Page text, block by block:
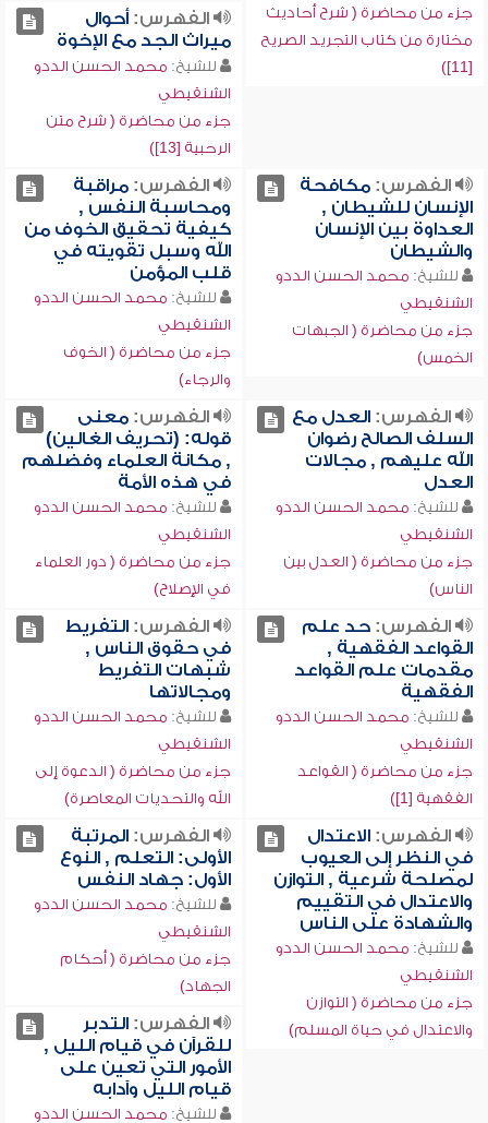
جزء من محاضرة ( شرح أحاديث
مختارة من كتاب التجريد الصريح
[11])
الفهرس:أحوال
ميراث الجد مع الإخوة
للشيخ: محمد الحسن الددو
الشنقيطي
جزء من محاضرة ( شرح متن
الرحبية [13])
الفهرس:مكافحة
الإنسان للشيطان ,
العداوة بين الإنسان
والشيطان
للشيخ: محمد الحسن الددو
الشنقيطي
جزء من محاضرة ( الجبهات
الخمس)
الفهرس:مراقبة
ومحاسبة النفس ,
كيفية تحقيق الخوف من
الله وسبل تقويته في
قلب المؤمن
للشيخ: محمد الحسن الددو
الشنقيطي
جزء من محاضرة ( الخوف
والرجاء)
الفهرس:العدل مع
السلف الصالح رضوان
الله عليهم , مجالات
العدل
للشيخ: محمد الحسن الددو
الشنقيطي
جزء من محاضرة ( العدل بين
الناس)
الفهرس:معنى
قوله: (تحريف الغالين)
, مكانة العلماء وفضلهم
في هذه الأمة
للشيخ: محمد الحسن الددو
الشنقيطي
جزء من محاضرة ( دور العلماء
في الإصلاح)
الفهرس:حد علم
القواعد الفقهية ,
مقدمات علم القواعد
الفقهية
للشيخ: محمد الحسن الددو
الشنقيطي
جزء من محاضرة ( القواعد
الفقهية [1])
الفهرس:التفريط
في حقوق الناس ,
شبهات التفريط
ومجالاتها
للشيخ: محمد الحسن الددو
الشنقيطي
جزء من محاضرة ( الدعوة إلى
الله والتحديات المعاصرة)
الفهرس:الاعتدال
في النظر إلى العيوب
لمصلحة شرعية , التوازن
والاعتدال في التقييم
والشهادة على الناس
للشيخ: محمد الحسن الددو
الشنقيطي
جزء من محاضرة ( التوازن
والاعتدال في حياة المسلم)
الفهرس:المرتبة
الأولى: التعلم , النوع
الأول: جهاد النفس
للشيخ: محمد الحسن الددو
الشنقيطي
جزء من محاضرة ( أحكام
الجهاد)
الفهرس:التدبر
للقرآن في قيام الليل ,
الأمور التي تعين على
قيام الليل وآدابه
للشيخ: محمد الحسن الددو